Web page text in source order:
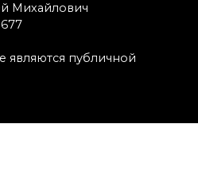
Михайлович
являются публичной